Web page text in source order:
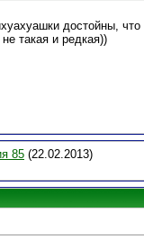
достойны, что
такая и редкая))
85 (22.02.2013)